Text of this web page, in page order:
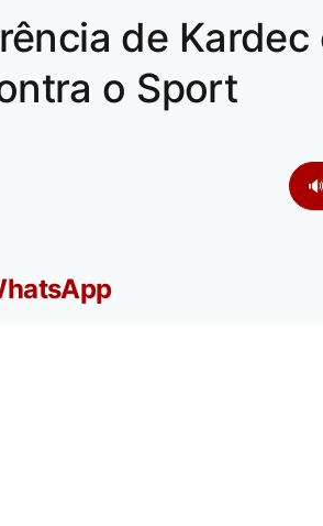
de Kardec
o Sport